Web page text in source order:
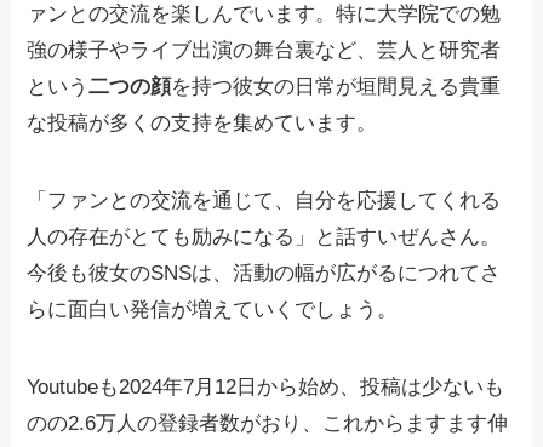
ァンとの交流を楽しんでいます。特に大学院での勉
強の様子やライブ出演の舞台裏など、芸人と研究者
という二つの顔を持つ彼女の日常が垣間見える貴重
な投稿が多くの支持を集めています。
「ファンとの交流を通じて、自分を応援してくれる
人の存在がとても励みになる」と話すいぜんさん。
今後も彼女のSNSは、活動の幅が広がるにつれてさ
らに面白い発信が増えていくでしょう。
Youtubeも2024年7月12日から始め、投稿は少ないも
のの2.6万人の登録者数がおり、これからますます伸